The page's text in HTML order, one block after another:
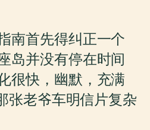
南首先得纠正一个
岛并没有停在时间
很快，幽默，充满
张老爷车明信片复杂